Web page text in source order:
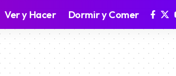
Ver y Hacer Dormir y Comer